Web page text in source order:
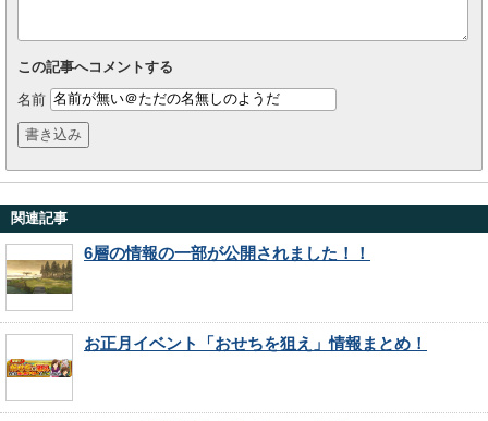
この記事へコメントする
名前
関連記事
6層の情報の一部が公開されました！！
お正月イベント「おせちを狙え」情報まとめ！